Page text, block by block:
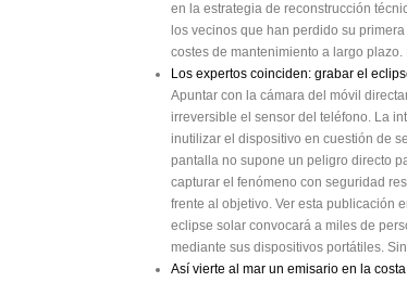
en la estrategia de reconstrucción
los vecinos que han perdido su
costes de mantenimiento a largo
Los expertos coinciden: grabar el
Apuntar con la cámara del móvil
irreversible el sensor del teléfono. La
inutilizar el dispositivo en cuestión de
pantalla no supone un peligro directo
capturar el fenómeno con seguridad
frente al objetivo. Ver esta publicación
eclipse solar convocará a miles de
mediante sus dispositivos portátiles.
Así vierte al mar un emisario en la